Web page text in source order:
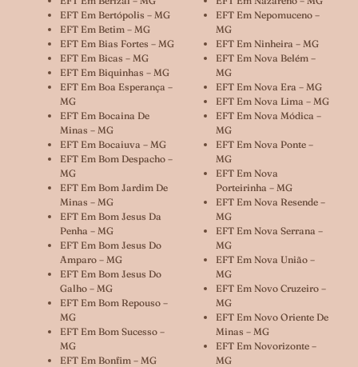
EFT Em Bertópolis – MG
EFT Em Betim – MG
EFT Em Bias Fortes – MG
EFT Em Bicas – MG
EFT Em Biquinhas – MG
EFT Em Boa Esperança –
MG
EFT Em Bocaina De
Minas – MG
EFT Em Bocaiuva – MG
EFT Em Bom Despacho –
MG
EFT Em Bom Jardim De
Minas – MG
EFT Em Bom Jesus Da
Penha – MG
EFT Em Bom Jesus Do
Amparo – MG
EFT Em Bom Jesus Do
Galho – MG
EFT Em Bom Repouso –
MG
EFT Em Bom Sucesso –
MG
EFT Em Bonfim – MG
EFT Em Nepomuceno –
MG
EFT Em Ninheira – MG
EFT Em Nova Belém –
MG
EFT Em Nova Era – MG
EFT Em Nova Lima – MG
EFT Em Nova Módica –
MG
EFT Em Nova Ponte –
MG
EFT Em Nova
Porteirinha – MG
EFT Em Nova Resende –
MG
EFT Em Nova Serrana –
MG
EFT Em Nova União –
MG
EFT Em Novo Cruzeiro –
MG
EFT Em Novo Oriente De
Minas – MG
EFT Em Novorizonte –
MG